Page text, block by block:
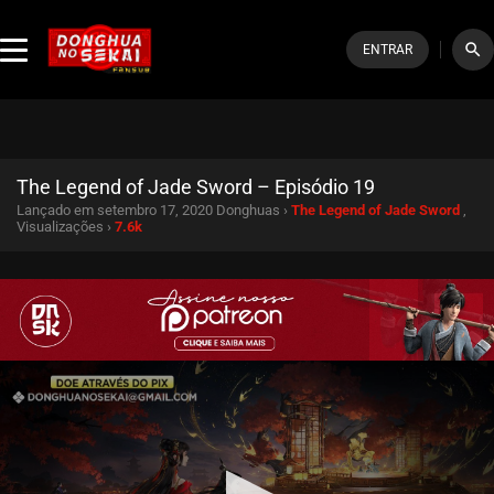
ENTRAR search
The Legend of Jade Sword – Episódio 19
Lançado em setembro 17, 2020 Donghuas › The Legend of Jade Sword
Visualizações › 7.6k